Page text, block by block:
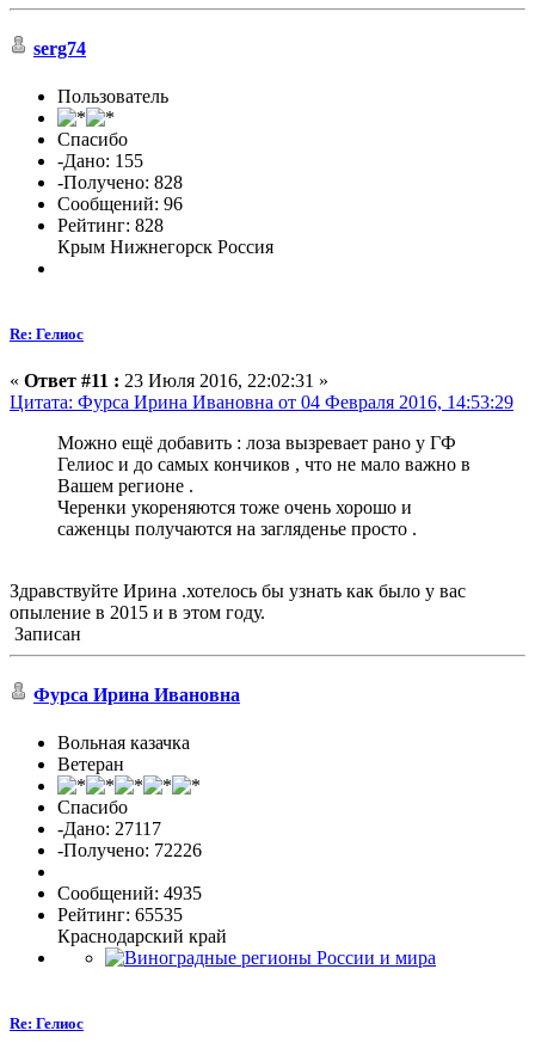
serg74
Пользователь
Спасибо
-Дано: 155
-Получено: 828
Сообщений: 96
Рейтинг: 828
Крым Нижнегорск Россия
Re: Гелиос
« Ответ #11 : 23 Июля 2016, 22:02:31 »
Цитата: Фурса Ирина Ивановна от 04 Февраля 2016, 14:53:29
Можно ещё добавить : лоза вызревает рано у ГФ
Гелиос и до самых кончиков , что не мало важно в
Вашем регионе .
Черенки укореняются тоже очень хорошо и
саженцы получаются на загляденье просто .
Здравствуйте Ирина .хотелось бы узнать как было у вас
опыление в 2015 и в этом году.
Записан
Фурса Ирина Ивановна
Вольная казачка
Ветеран
Спасибо
-Дано: 27117
-Получено: 72226
Сообщений: 4935
Рейтинг: 65535
Краснодарский край
Re: Гелиос